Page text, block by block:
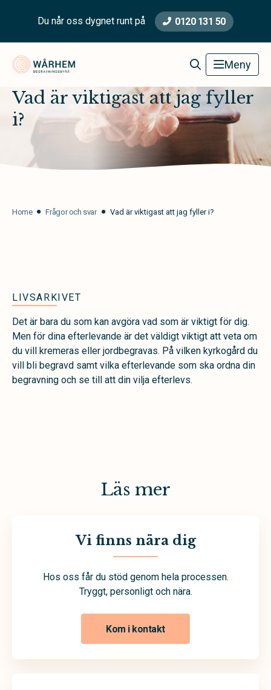
Du når oss dygnet runt på 0120 131 50
Wårhem Begravningsbyrå Meny
Vad är viktigast att jag fyller
i?
Home Frågor och svar Vad är viktigast att jag fyller i?
LIVSARKIVET
Det är bara du som kan avgöra vad som är viktigt för dig.
Men för dina efterlevande är det väldigt viktigt att veta om
du vill kremeras eller jordbegravas. På vilken kyrkogård du
vill bli begravd samt vilka efterlevande som ska ordna din
begravning och se till att din vilja efterlevs.
Läs mer
Vi finns nära dig
Hos oss får du stöd genom hela processen.
Tryggt, personligt och nära.
Kom i kontakt